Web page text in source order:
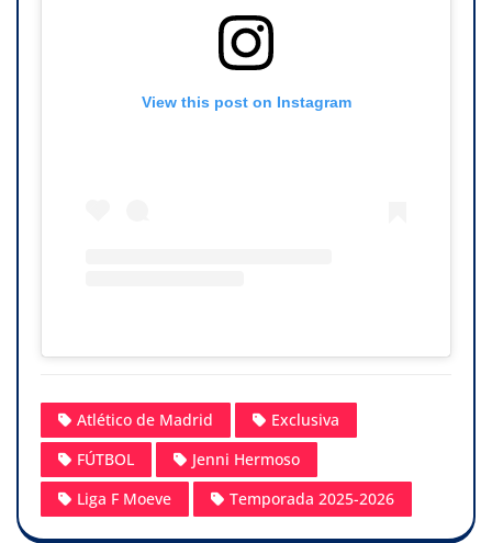
View this post on Instagram
Atlético de Madrid
Exclusiva
FÚTBOL
Jenni Hermoso
Liga F Moeve
Temporada 2025-2026